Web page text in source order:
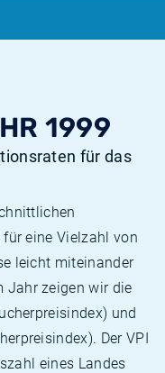
1999
für das
eine Vielzahl von
leicht miteinander
Jahr zeigen wir die
und
Der VPI
eines Landes